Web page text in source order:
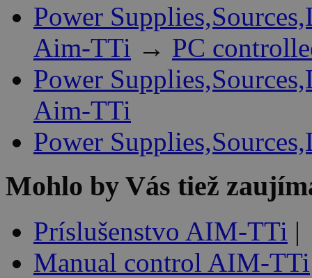
Power
Aim-TTi → PC
Power
Aim-TTi
Power
Mohlo by Vás tiež
Príslušenstvo AIM-TTi |
Manual control AIM-TTi